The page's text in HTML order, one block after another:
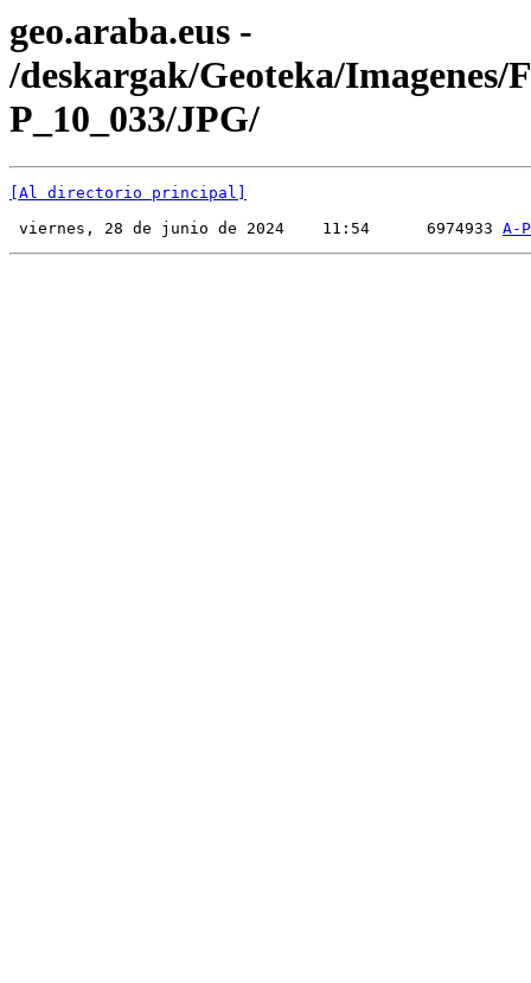
geo.araba.eus -
/deskargak/Geoteka/Imagenes/
P_10_033/JPG/
[Al directorio principal]
viernes, 28 de junio de 2024    11:54      6974933 A-